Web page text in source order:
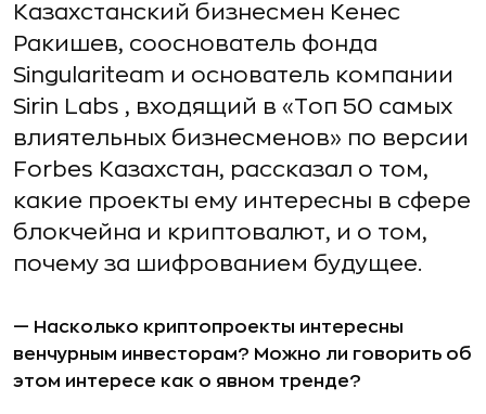
Казахстанский бизнесмен Кенес
Ракишев, сооснователь фонда
Singulariteam и основатель компании
Sirin Labs , входящий в «Топ 50 самых
влиятельных бизнесменов» по версии
Forbes Казахстан, рассказал о том,
какие проекты ему интересны в сфере
блокчейна и криптовалют, и о том,
почему за шифрованием будущее.
— Насколько криптопроекты интересны
венчурным инвесторам? Можно ли говорить об
этом интересе как о явном тренде?